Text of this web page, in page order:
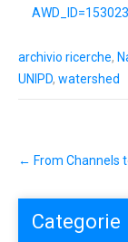
archivio ricerche,
UNIPD, watershed
← From Channels
Categorie